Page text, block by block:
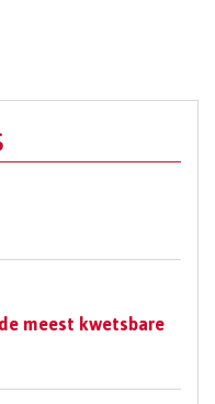
meest kwetsbare